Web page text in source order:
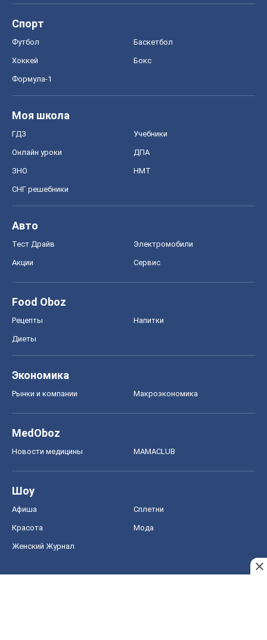
Спорт
Футбол Баскетбол
Хоккей Бокс
Формула-1
Моя школа
ГДЗ Учебники
Онлайн уроки ДПА
ЗНО НМТ
СНГ решебники
Авто
Тест Драйв Электромобили
Акции Сервис
Food Oboz
Рецепты Напитки
Диеты
Экономика
Рынки и компании Mакроэкономика
MedOboz
Новости медицины MAMACLUB
Шоу
Афиша Сплетни
Красота Мода
Женский Журнал